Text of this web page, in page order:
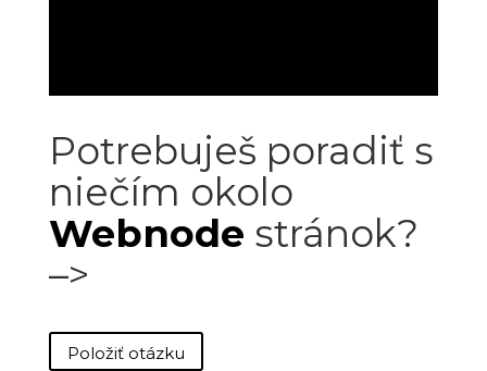
Potrebuješ poradiť s
niečím okolo
Webnode stránok?
–>
Položiť otázku